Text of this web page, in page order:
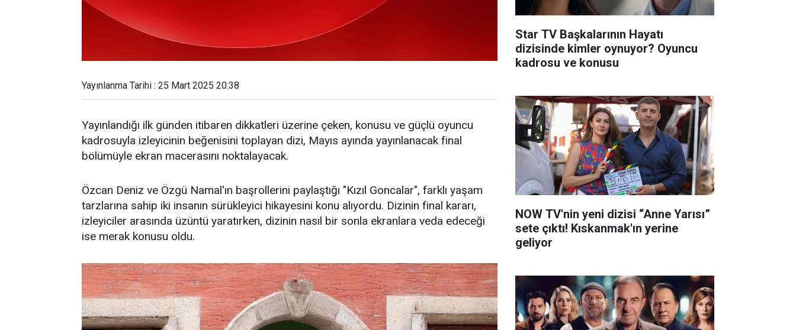
Yayınlanma Tarihi : 25 Mart 2025 20:38
Yayınlandığı ilk günden itibaren dikkatleri üzerine çeken, konusu ve güçlü oyuncu
kadrosuyla izleyicinin beğenisini toplayan dizi, Mayıs ayında yayınlanacak final
bölümüyle ekran macerasını noktalayacak.
Özcan Deniz ve Özgü Namal'ın başrollerini paylaştığı "Kızıl Goncalar", farklı yaşam
tarzlarına sahip iki insanın sürükleyici hikayesini konu alıyordu. Dizinin final kararı,
izleyiciler arasında üzüntü yaratırken, dizinin nasıl bir sonla ekranlara veda edeceği
ise merak konusu oldu.
Star TV Başkalarının Hayatı
dizisinde kimler oynuyor? Oyuncu
kadrosu ve konusu
NOW TV'nin yeni dizisi “Anne Yarısı”
sete çıktı! Kıskanmak'ın yerine
geliyor